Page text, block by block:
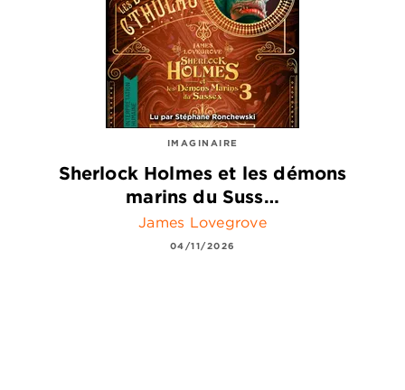
IMAGINAIRE
Sherlock Holmes et les démons
marins du Suss…
James Lovegrove
04/11/2026